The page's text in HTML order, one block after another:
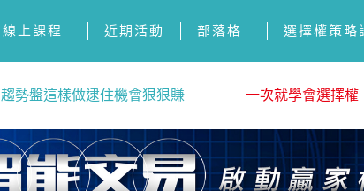
線上課程 近期活動 部落格 選擇權策略
趨勢盤這樣做逮住機會狠狠賺 一次就學會選擇權